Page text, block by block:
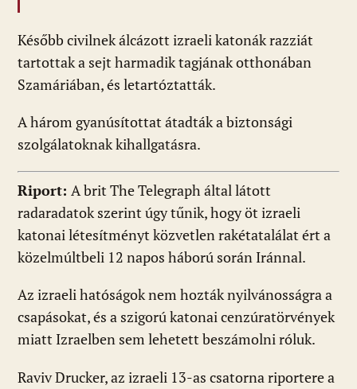
Később civilnek álcázott izraeli katonák razziát
tartottak a sejt harmadik tagjának otthonában
Szamáriában, és letartóztatták.
A három gyanúsítottat átadták a biztonsági
szolgálatoknak kihallgatásra.
Riport: A brit The Telegraph által látott
radaradatok szerint úgy tűnik, hogy öt izraeli
katonai létesítményt közvetlen rakétatalálat ért a
közelmúltbeli 12 napos háború során Iránnal.
Az izraeli hatóságok nem hozták nyilvánosságra a
csapásokat, és a szigorú katonai cenzúratörvények
miatt Izraelben sem lehetett beszámolni róluk.
Raviv Drucker, az izraeli 13-as csatorna riportere a